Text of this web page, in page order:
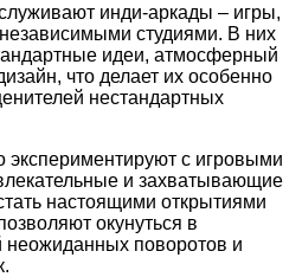
инди-аркады – игры,
студиями. В них
идеи, атмосферный
что делает их особенно
нестандартных
экспериментируют с игровыми
и захватывающие
настоящими открытиями
окунуться в
поворотов и